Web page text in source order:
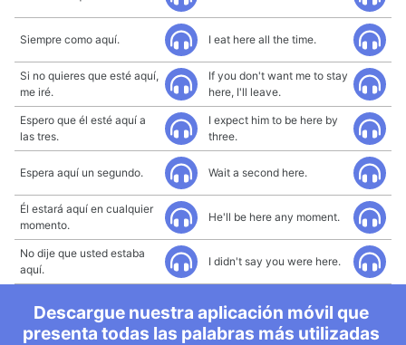
Siempre como aquí. I eat here all the time.
Si no quieres que esté aquí,
me iré.
If you don't want me to stay
here, I'll leave.
Espero que él esté aquí a
las tres.
I expect him to be here by
three.
Espera aquí un segundo. Wait a second here.
Él estará aquí en cualquier
momento.
He'll be here any moment.
No dije que usted estaba
aquí.
I didn't say you were here.
Descargue nuestra aplicación móvil que
presenta todas las palabras más utilizadas